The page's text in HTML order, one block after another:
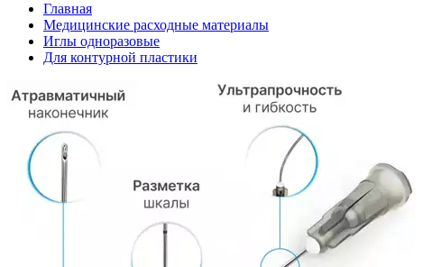
Главная
Медицинские расходные материалы
Иглы одноразовые
Для контурной пластики